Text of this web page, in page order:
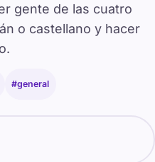
gente de las cuatro
o castellano y hacer
#general